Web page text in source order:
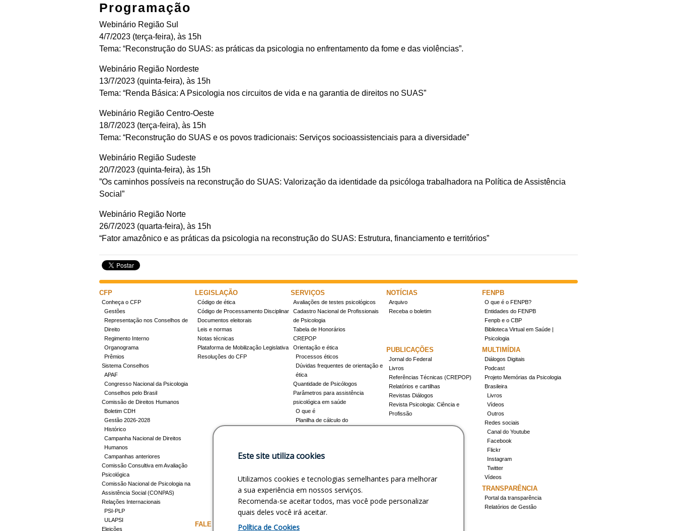
Programação
Webinário Região Sul
4/7/2023 (terça-feira), às 15h
​Tema: “Reconstrução do SUAS: as práticas da psicologia no enfrentamento da fome e das violências”.
Webinário Região Nordeste
13/7/2023 (quinta-feira), às 15h
​Tema: “Renda Básica: A Psicologia nos circuitos de vida e na garantia de direitos no SUAS”
Webinário Região Centro-Oeste
18/7/2023 (terça-feira), às 15h
​Tema: “Reconstrução do SUAS e os povos tradicionais: Serviços socioassistenciais para a diversidade”
Webinário Região Sudeste
20/7/2023 (quinta-feira), às 15h
​”Os caminhos possíveis na reconstrução do SUAS: Valorização da identidade da psicóloga trabalhadora na Política de Assistência
Social”
Webinário Região Norte
26/7/2023 (quarta-feira), às 15h
“Fator amazônico e as práticas da psicologia na reconstrução do SUAS: Estrutura, financiamento e territórios”
CFP
Conheça o CFP
Gestões
Representação nos Conselhos de
Direito
Regimento Interno
Organograma
Prêmios
Sistema Conselhos
APAF
Congresso Nacional da Psicologia
Conselhos pelo Brasil
Comissão de Direitos Humanos
Boletim CDH
Gestão 2026-2028
Histórico
Campanha Nacional de Direitos
Humanos
Campanhas anteriores
Comissão Consultiva em Avaliação
Psicológica
Comissão Nacional de Psicologia na
Assistência Social (CONPAS)
Relações Internacionais
PSI-PLP
ULAPSI
Eleições
LEGISLAÇÃO
Código de ética
Código de Processamento Disciplinar
Documentos eleitorais
Leis e normas
Notas técnicas
Plataforma de Mobilização Legislativa
Resoluções do CFP
SERVIÇOS
Avaliações de testes psicológicos
Cadastro Nacional de Profissionais
de Psicologia
Tabela de Honorários
CREPOP
Orientação e ética
Processos éticos
Dúvidas frequentes de orientação e
ética
Quantidade de Psicólogos
Parâmetros para assistência
psicológica em saúde
O que é
Planilha de cálculo do
Registro de Especialista
Cursos credenciados
NOTÍCIAS
Arquivo
Receba o boletim
FENPB
O que é o FENPB?
Entidades do FENPB
Fenpb e o CBP
Biblioteca Virtual em Saúde |
Psicologia
PUBLICAÇÕES
Jornal do Federal
Livros
Referências Técnicas (CREPOP)
Relatórios e cartilhas
Revistas Diálogos
Revista Psicologia: Ciência e
Profissão
MULTIMÍDIA
Diálogos Digitais
Podcast
Projeto Memórias da Psicologia
Brasileira
Livros
Vídeos
Outros
Redes sociais
Canal do Youtube
Facebook
Flickr
Instagram
Twitter
Vídeos
Promovidos pelo CFP
Apoio e Patrocínio
TRANSPARÊNCIA
Portal da transparência
Relatórios de Gestão
FALE CONOSCO INFORMAÇÕES LEGAIS
Este site utiliza cookies
Utilizamos cookies e tecnologias semelhantes para melhorar
a sua experiência em nossos serviços.
Recomenda-se aceitar todos, mas você pode personalizar
quais deles você irá aceitar.
Política de Cookies